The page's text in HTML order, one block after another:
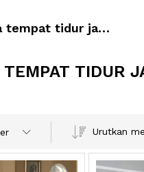
harga tempat tidur jati satu set
TEMPAT TIDUR